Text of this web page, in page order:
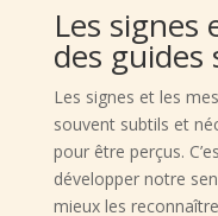
Les signes
des guides
Les signes et les
souvent subtils et
pour être perçus.
développer notre
mieux les